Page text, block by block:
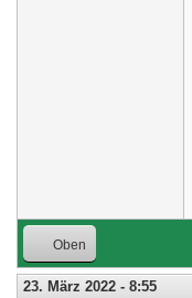
Oben
23. März 2022 - 8:55